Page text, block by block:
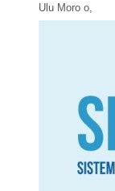
Ulu Moro o,